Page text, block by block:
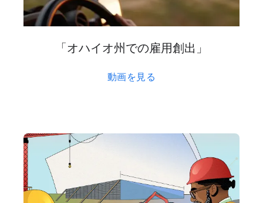
「オハイオ州での​雇用創出」
動画を​見る